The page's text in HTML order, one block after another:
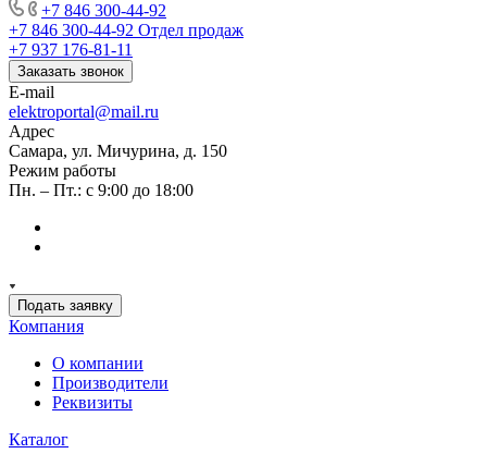
+7 846 300-44-92
+7 846 300-44-92 Отдел продаж
+7 937 176-81-11
Заказать звонок
E-mail
elektroportal@mail.ru
Адрес
Самара, ул. Мичурина, д. 150
Режим работы
Пн. – Пт.: с 9:00 до 18:00
Подать заявку
Компания
О компании
Производители
Реквизиты
Каталог